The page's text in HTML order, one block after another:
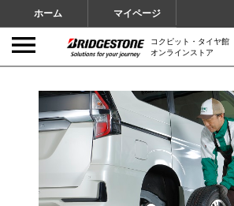
ホーム マイページ
コクピット・タイヤ館
オンラインストア